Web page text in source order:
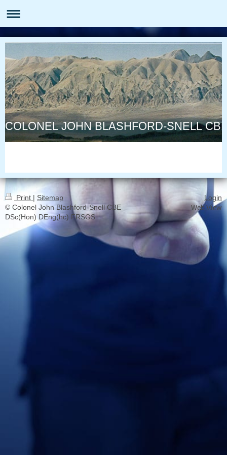
COLONEL JOHN BLASHFORD-SNELL
Print | Sitemap
© Colonel John Blashford-Snell CBE
DSc(Hon) DEng(hc) FRSGS
Login
Web View